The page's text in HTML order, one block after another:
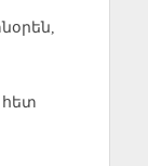
հետ